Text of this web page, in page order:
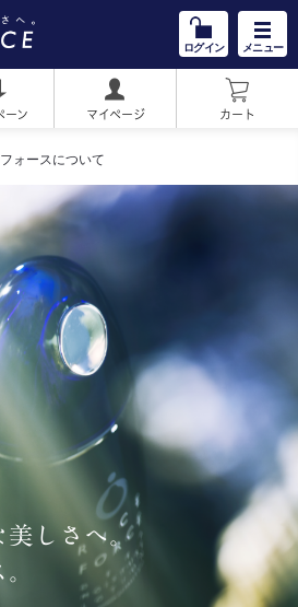
ログイン メニュー
ーン マイページ カート
ォースについて
美しさへ。